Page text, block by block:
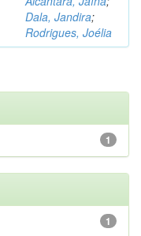
Dala, Jandira;
Rodrigues, Joélia
1
1